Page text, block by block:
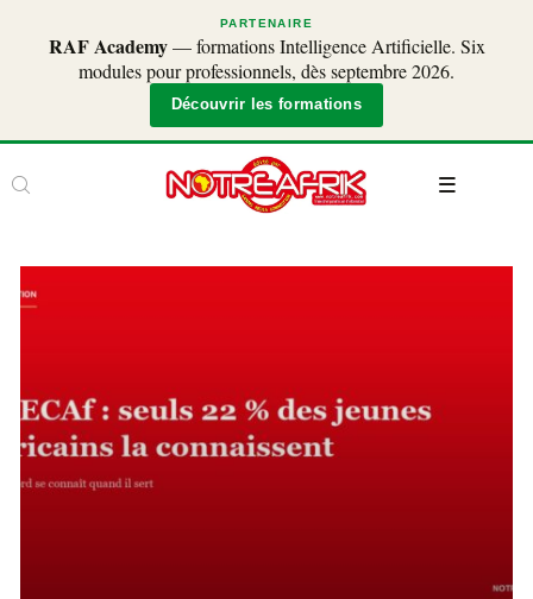
PARTENAIRE
RAF Academy— formations Intelligence Artificielle. Six
modules pour professionnels, dès septembre 2026.
Découvrir les formations